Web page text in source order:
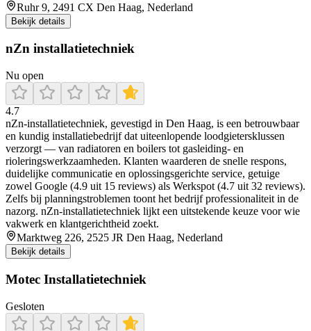
Ruhr 9, 2491 CX Den Haag, Nederland
Bekijk details
nZn installatietechniek
Nu open
4.7
nZn‑installatietechniek, gevestigd in Den Haag, is een betrouwbaar
en kundig installatiebedrijf dat uiteenlopende loodgietersklussen
verzorgt — van radiatoren en boilers tot gasleiding- en
rioleringswerkzaamheden. Klanten waarderen de snelle respons,
duidelijke communicatie en oplossingsgerichte service, getuige
zowel Google (4.9 uit 15 reviews) als Werkspot (4.7 uit 32 reviews).
Zelfs bij planningstroblemen toont het bedrijf professionaliteit in de
nazorg. nZn‑installatietechniek lijkt een uitstekende keuze voor wie
vakwerk en klantgerichtheid zoekt.
Marktweg 226, 2525 JR Den Haag, Nederland
Bekijk details
Motec Installatietechniek
Gesloten